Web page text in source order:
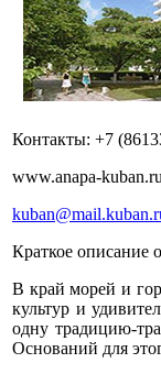
Контакты: +7
www.anapa-kuban.ru
Краткое описание
В край морей и
культур и
одну традицию-
Оснований для